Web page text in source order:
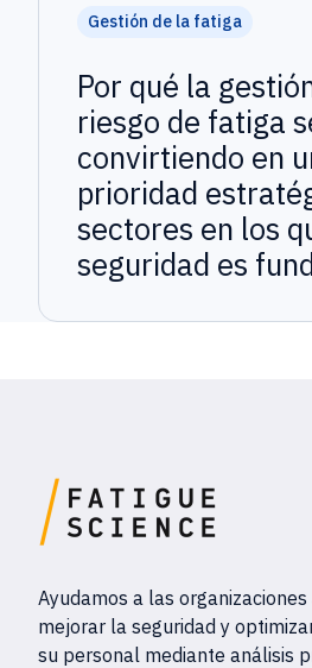
Gestión de la fatiga
Por qué la
riesgo de fatiga
convirtiendo en
prioridad
sectores en los
seguridad es
Ayudamos a las
mejorar la seguridad y
su personal mediante análisis